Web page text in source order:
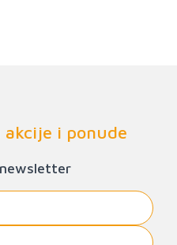
akcije i ponude